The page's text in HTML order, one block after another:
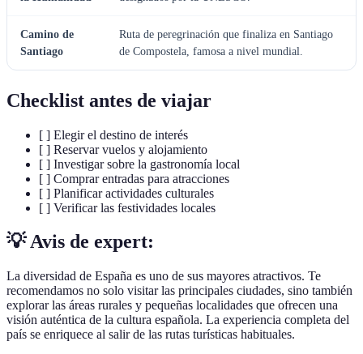
Camino de
Santiago
Ruta de peregrinación que finaliza en Santiago
de Compostela, famosa a nivel mundial.
Checklist antes de viajar
[ ] Elegir el destino de interés
[ ] Reservar vuelos y alojamiento
[ ] Investigar sobre la gastronomía local
[ ] Comprar entradas para atracciones
[ ] Planificar actividades culturales
[ ] Verificar las festividades locales
💡 Avis de expert:
La diversidad de España es uno de sus mayores atractivos. Te
recomendamos no solo visitar las principales ciudades, sino también
explorar las áreas rurales y pequeñas localidades que ofrecen una
visión auténtica de la cultura española. La experiencia completa del
país se enriquece al salir de las rutas turísticas habituales.